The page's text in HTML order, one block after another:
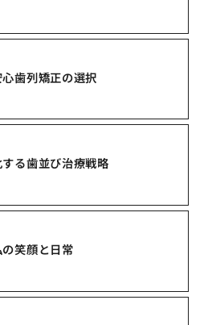
歯列矯正の選択
る歯並び治療戦略
笑顔と日常